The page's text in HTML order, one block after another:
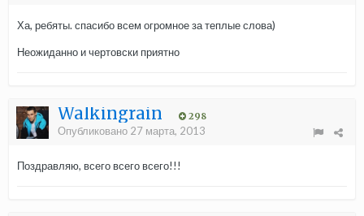
Ха, ребяты. спасибо всем огромное за теплые слова)
Неожиданно и чертовски приятно
Walkingrain 298
Опубликовано 27 марта, 2013
Поздравляю, всего всего всего!!!